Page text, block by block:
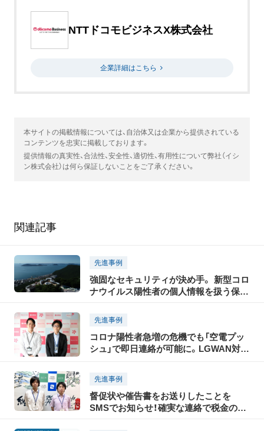
NTTドコモビジネスX株式会社
企業詳細はこちら
本サイトの掲載情報については、自治体又は企業から提供されている
コンテンツを忠実に掲載しております。
提供情報の真実性、合法性、安全性、適切性、有用性について弊社（イシ
ン株式会社）は何ら保証しないことをご了承ください。
関連記事
先進事例
強固なセキュリティが決め手。 新型コロ
ナウイルス陽性者の個人情報を扱う保健
乗り切る
先進事例
コロナ陽性者急増の危機でも「空電プッ
シュ」で即日連絡が可能に。LGWAN対
先進事例
督促状や催告書をお送りしたことを
SMSでお知らせ！確実な連絡で税金の納